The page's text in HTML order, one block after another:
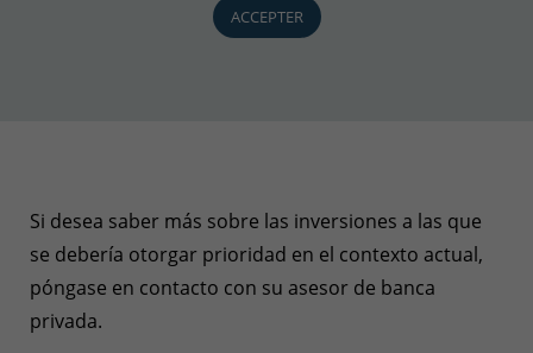
ACCEPTER
Si desea saber más sobre las inversiones a las que
se debería otorgar prioridad en el contexto actual,
póngase en contacto con su asesor de banca
privada.